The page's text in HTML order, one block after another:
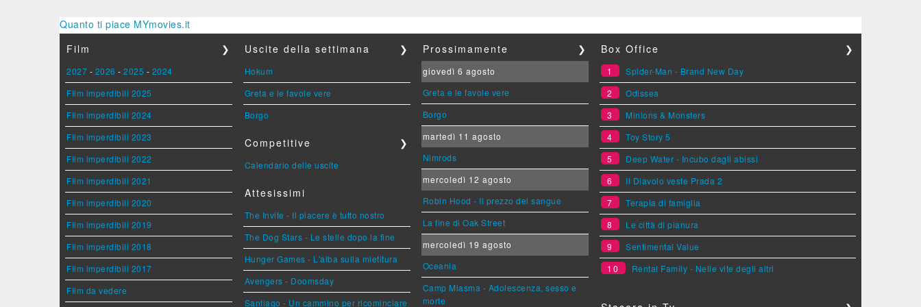
Quanto ti piace MYmovies.it
Film
❯
2027 - 2026 - 2025 - 2024
Film imperdibili 2025
Film imperdibili 2024
Film imperdibili 2023
Film imperdibili 2022
Film imperdibili 2021
Film imperdibili 2020
Film imperdibili 2019
Film imperdibili 2018
Film imperdibili 2017
Film da vedere
Uscite della settimana ❯
Hokum
Greta e le favole vere
Borgo
Competitive ❯
Calendario delle uscite
Attesissimi
The Invite - Il piacere è tutto nostro
The Dog Stars - Le stelle dopo la fine
Hunger Games - L'alba sulla mietitura
Avengers - Doomsday
Santiago - Un cammino per ricominciare
Prossimamente ❯
giovedì 6 agosto
Greta e le favole vere
Borgo
martedì 11 agosto
Nimrods
mercoledì 12 agosto
Robin Hood - Il prezzo del sangue
La fine di Oak Street
mercoledì 19 agosto
Oceania
Camp Miasma - Adolescenza, sesso e
morte
Box Office ❯
1
Spider-Man - Brand New Day
2
Odissea
3
Minions & Monsters
4
Toy Story 5
5
Deep Water - Incubo dagli abissi
6
Il Diavolo veste Prada 2
7
Terapia di famiglia
8
Le città di pianura
9
Sentimental Value
10
Rental Family - Nelle vite degli altri